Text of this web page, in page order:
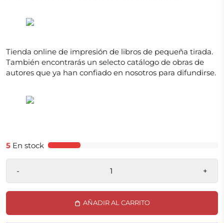
Tienda online de impresión de libros de pequeña tirada.
También encontrarás un selecto catálogo de obras de
autores que ya han confiado en nosotros para difundirse.
5 En stock
- +
AÑADIR AL CARRITO